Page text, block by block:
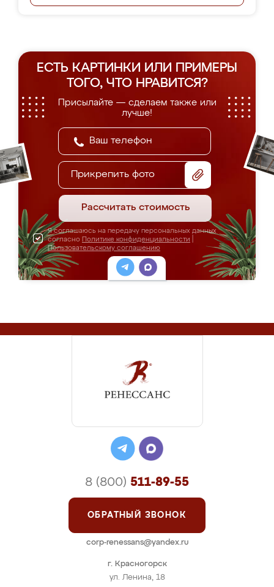
ЕСТЬ КАРТИНКИ ИЛИ ПРИМЕРЫ
ТОГО, ЧТО НРАВИТСЯ?
Присылайте — сделаем также или
лучше!
Прикрепить фото
Рассчитать стоимость
Я соглашаюсь на передачу персональных данных
согласно Политике конфиденциальности
Пользовательскому соглашению
г. Красногорск
ул. Ленина, 18
8 (800) 511-89-55
ОБРАТНЫЙ ЗВОНОК
corp-renessans@yandex.ru